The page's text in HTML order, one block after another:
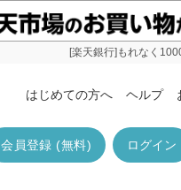
[楽天銀行]もれなく
はじめての方へ ヘルプ
ログイン
会員登録 (無料)